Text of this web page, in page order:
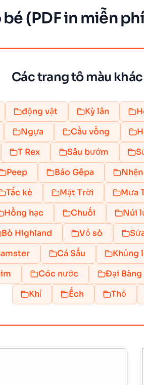
(PDF in miễn
Các trang tô màu
động vật Kỳ lân
Ngựa Cầu vồng
T Rex Sâu bướm
Peep Báo Gêpa Nhện
Tắc kè Mặt Trời Mưa
Hồng hạc Chuối Núi
Bò Highland Vỏ sò
Cá Sấu Khủng
Cóc nước Đại Bàng
Khỉ
Ếch Thỏ